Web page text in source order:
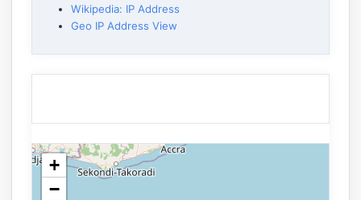
Wikipedia: IP Address
Geo IP Address View
+
−